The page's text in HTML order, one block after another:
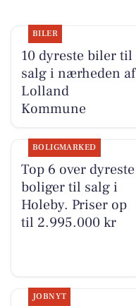
BILER
10 dyreste biler til
salg i nærheden af
Lolland
Kommune
BOLIGMARKED
Top 6 over dyreste
boliger til salg i
Holeby. Priser op
til 2.995.000 kr
JOBNYT